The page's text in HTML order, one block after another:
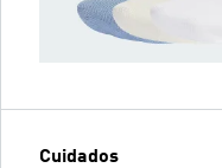
Cuidados